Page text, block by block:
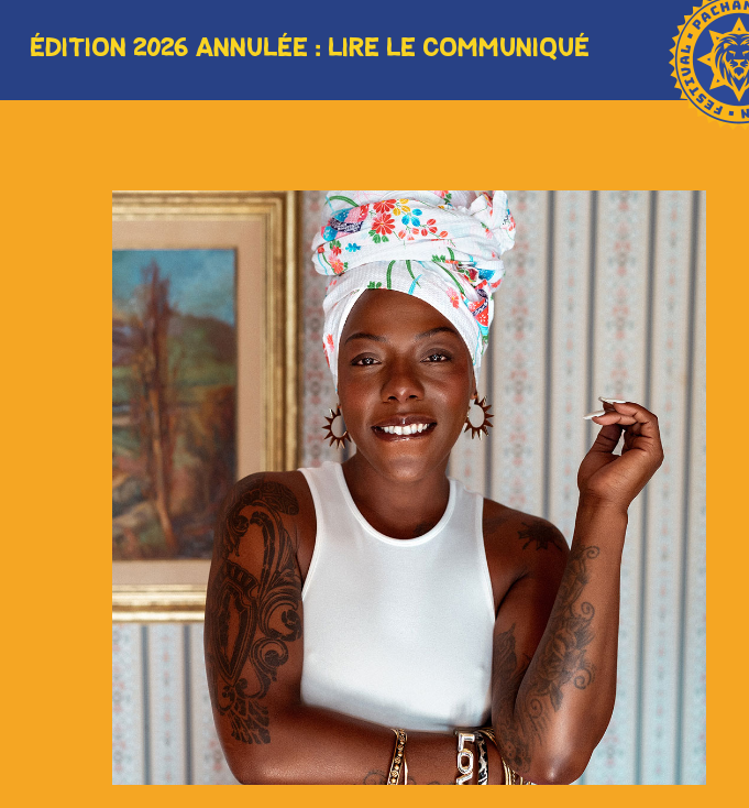
ÉDITION 2026 ANNULÉE : LIRE LE COMMUNIQUÉ
Ajoutez votre titre ici